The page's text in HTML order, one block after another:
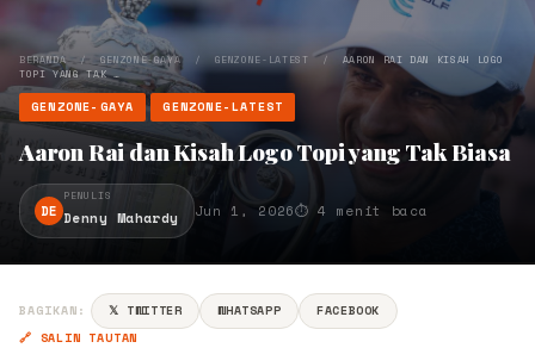
BERANDA/GENZONE-GAYA/ GENZONE-LATEST / AARON RAI DAN KISAH LOGO
TOPI YANG TAK …
GENZONE-GAYA GENZONE-LATEST
Aaron Rai dan Kisah Logo Topi yang Tak Biasa
DE
PENULIS
Denny Mahardy Jun 1, 2026⏱ 4 menit baca
BAGIKAN: 𝕏 TWITTER WHATSAPP
FACEBOOK
🔗 SALIN TAUTAN